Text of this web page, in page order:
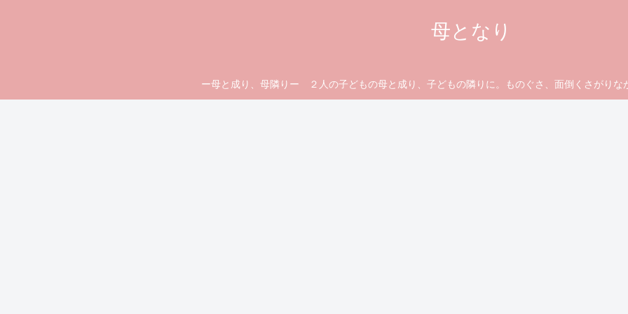
母となり
ー母と成り、母隣りー ２人の子どもの母と成り、子どもの隣りに。ものぐさ、面倒くさがりな